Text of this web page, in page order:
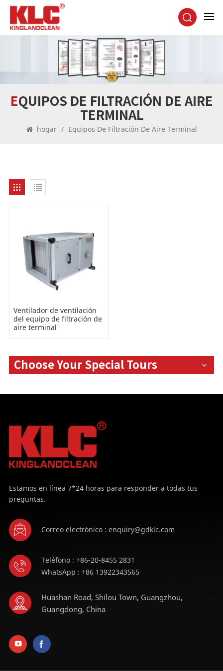
EQUIPOS DE FILTRACIÓN DE AIRE
TERMINAL
hogar / Equipos De Filtración De Aire Terminal
Ventilador de ventilación
del equipo de filtración de
aire terminal
Choose Your Special Tours
Estamos en línea 7*24 horas para responder a todas tus
preguntas.
Correo electrónico : enquiry@gdklc.com
Teléfono : +86-20-8455 2831
WhatsApp : +86 13922343565
Huashan Road, Shilou Town, Guangzhou,
Guangdong, China